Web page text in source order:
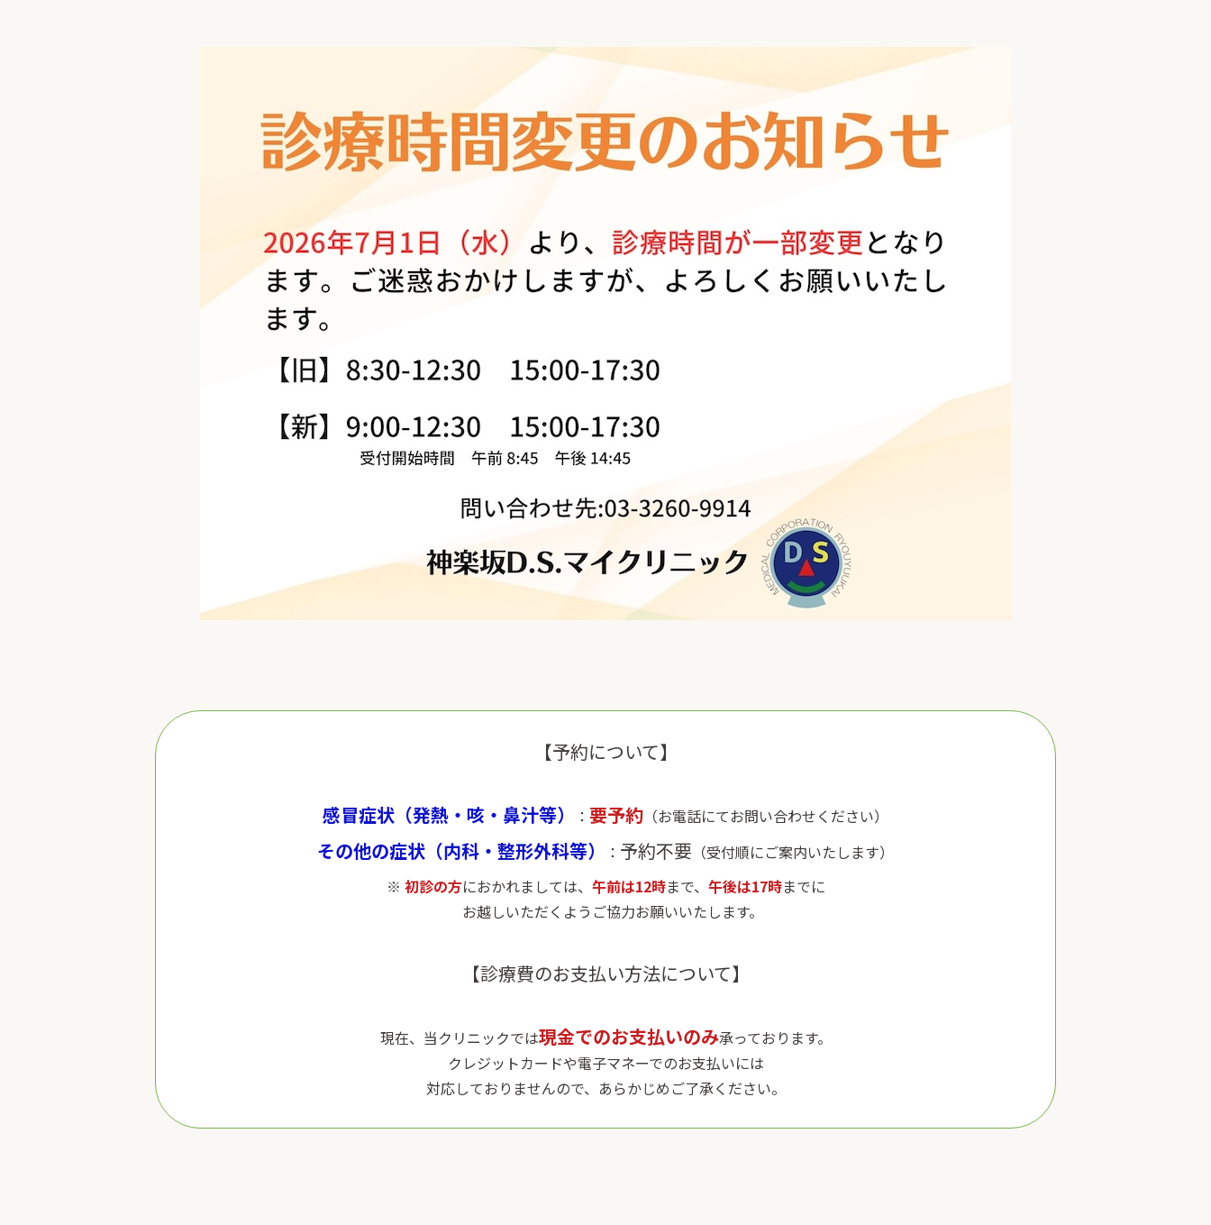
【予約について】
感冒症状（発熱・咳・鼻汁等） ： 要予約 （お電話にてお問い合わせください）
その他の症状（内科・整形外科等） ： 予約不要 （受付順にご案内いたします）
※ 初診の方におかれましては、 午前は12時まで、 午後は17時までに
お越しいただくようご協力お願いいたします。
【診療費のお支払い方法について】
現在、当クリニックでは現金でのお支払いのみ承っております。
クレジットカードや電子マネーでのお支払いには
対応しておりませんので、あらかじめご了承ください。